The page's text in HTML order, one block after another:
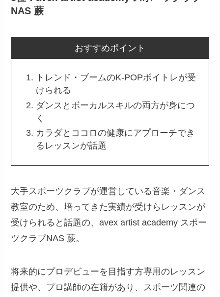
NAS 蕨
おすすめポイント
トレンド・ブームのK-POPボイトレが受
けられる
ダンスとボーカルスキルの両方が身につ
く
カラダとココロの健康にアプローチでき
るレッスンが話題
大手スポーツクラブが運営している音楽・ダンス
教室のため、培ってきた実績が受けらレッスンが
受けられると話題の、avex artist academy スポー
ツクラブNAS 蕨。
将来的にプロデビューを目指す方専用のレッスン
提供や、プロ講師の在籍があり、スポーツ関連の